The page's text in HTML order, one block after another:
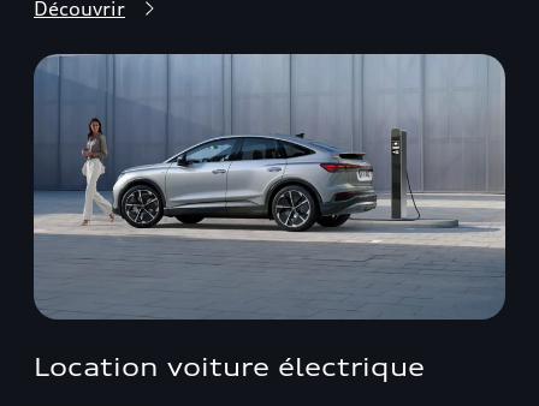
Découvrir
Location voiture électrique